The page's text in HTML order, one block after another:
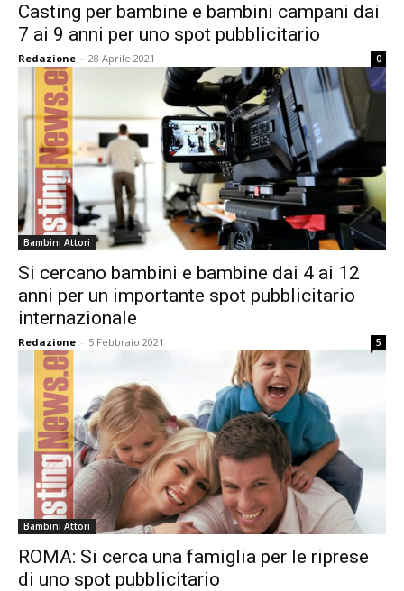
Casting per bambine e bambini campani dai
7 ai 9 anni per uno spot pubblicitario
Redazione - 28 Aprile 2021 0
Bambini Attori
Si cercano bambini e bambine dai 4 ai 12
anni per un importante spot pubblicitario
internazionale
Redazione - 5 Febbraio 2021 5
Bambini Attori
ROMA: Si cerca una famiglia per le riprese
di uno spot pubblicitario